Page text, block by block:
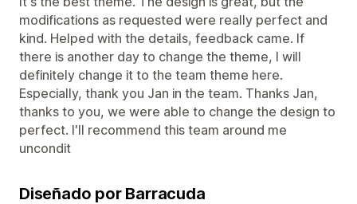
modifications as requested were really perfect and
kind. Helped with the details, feedback came. If
there is another day to change the theme, I will
definitely change it to the team theme here.
Especially, thank you Jan in the team. Thanks Jan,
thanks to you, we were able to change the design to
perfect. I'll recommend this team around me
uncondit
Diseñado por Barracuda